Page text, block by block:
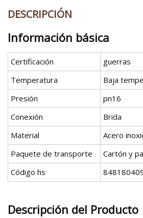
DESCRIPCIÓN
Información básica
Certificación
guerras
Temperatura
Baja
Presión
pn16
Conexión
Brida
Material
Acero
Paquete de transporte
Cartón y
Código hs
Descripción del Producto